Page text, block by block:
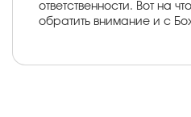
ответственности. Вот на
обратить внимание и с